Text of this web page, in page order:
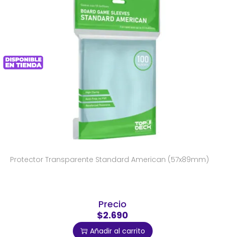
Protector Transparente Standard American (57x89mm)
Precio
$2.690
Añadir al carrito